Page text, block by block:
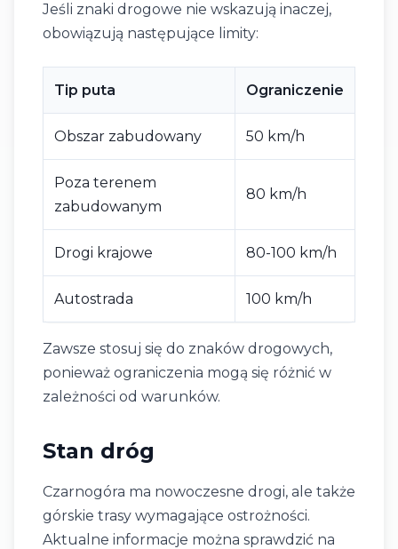
Jeśli znaki drogowe nie wskazują inaczej,
obowiązują następujące limity:
Tip puta Ograniczenie
Obszar zabudowany 50 km/h
Poza terenem
zabudowanym
80 km/h
Drogi krajowe 80-100 km/h
Autostrada 100 km/h
Zawsze stosuj się do znaków drogowych,
ponieważ ograniczenia mogą się różnić w
zależności od warunków.
Stan dróg
Czarnogóra ma nowoczesne drogi, ale także
górskie trasy wymagające ostrożności.
Aktualne informacje można sprawdzić na